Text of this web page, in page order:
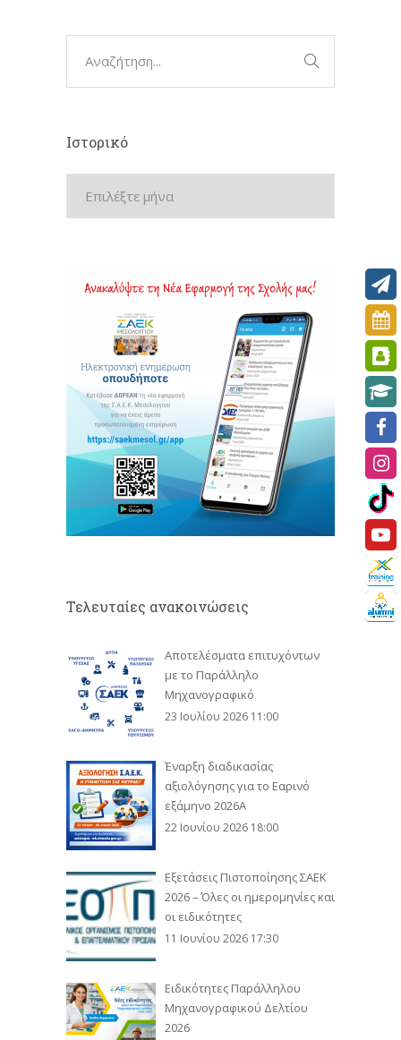
Ιστορικό
Τελευταίες ανακοινώσεις
Αποτελέσματα επιτυχόντων
με το Παράλληλο
Μηχανογραφικό
23 Ιουλίου 2026 11:00
Έναρξη διαδικασίας
αξιολόγησης για το Εαρινό
εξάμηνο 2026Α
22 Ιουνίου 2026 18:00
Εξετάσεις Πιστοποίησης ΣΑΕΚ
2026 – Όλες οι ημερομηνίες και
οι ειδικότητες
11 Ιουνίου 2026 17:30
Ειδικότητες Παράλληλου
Μηχανογραφικού Δελτίου
2026